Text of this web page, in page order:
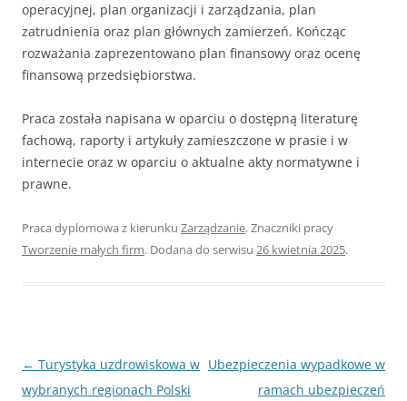
operacyjnej, plan organizacji i zarządzania, plan
zatrudnienia oraz plan głównych zamierzeń. Kończąc
rozważania zaprezentowano plan finansowy oraz ocenę
finansową przedsiębiorstwa.
Praca została napisana w oparciu o dostępną literaturę
fachową, raporty i artykuły zamieszczone w prasie i w
internecie oraz w oparciu o aktualne akty normatywne i
prawne.
Praca dyplomowa z kierunku Zarządzanie. Znaczniki pracy
Tworzenie małych firm. Dodana do serwisu 26 kwietnia 2025.
Nawigacja
wpisu
← Turystyka uzdrowiskowa w
wybranych regionach Polski
Ubezpieczenia wypadkowe w
ramach ubezpieczeń